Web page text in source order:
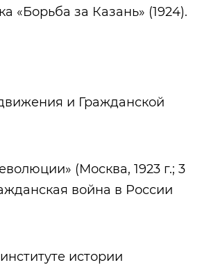
«Борьба за Казань» (1924).
и Гражданской
(Москва, 1923 г.; 3
война в России
истории